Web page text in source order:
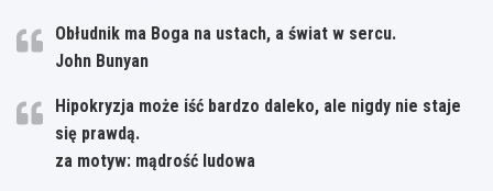
Obłudnik ma Boga na ustach, a świat w sercu.
John Bunyan
Hipokryzja może iść bardzo daleko, ale nigdy nie staje
się prawdą.
za motyw: mądrość ludowa